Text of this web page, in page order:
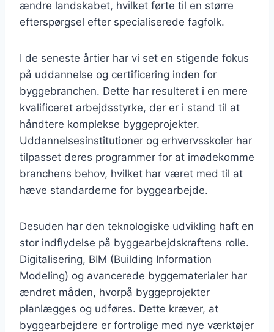
ændre landskabet, hvilket førte til en større
efterspørgsel efter specialiserede fagfolk.
I de seneste årtier har vi set en stigende fokus
på uddannelse og certificering inden for
byggebranchen. Dette har resulteret i en mere
kvalificeret arbejdsstyrke, der er i stand til at
håndtere komplekse byggeprojekter.
Uddannelsesinstitutioner og erhvervsskoler har
tilpasset deres programmer for at imødekomme
branchens behov, hvilket har været med til at
hæve standarderne for byggearbejde.
Desuden har den teknologiske udvikling haft en
stor indflydelse på byggearbejdskraftens rolle.
Digitalisering, BIM (Building Information
Modeling) og avancerede byggematerialer har
ændret måden, hvorpå byggeprojekter
planlægges og udføres. Dette kræver, at
byggearbejdere er fortrolige med nye værktøjer